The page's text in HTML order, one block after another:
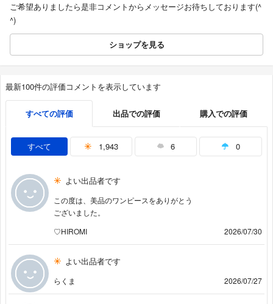
ご希望ありましたら是非コメントからメッセージお待ちしております(^
^)
ショップを見る
最新100件の評価コメントを表示しています
すべての評価 出品での評価 購入での評価
すべて 1,943 6 0
よい出品者です
この度は、美品のワンピースをありがとう
ございました。
♡HIROMI
2026/07/30
よい出品者です
らくま 2026/07/27